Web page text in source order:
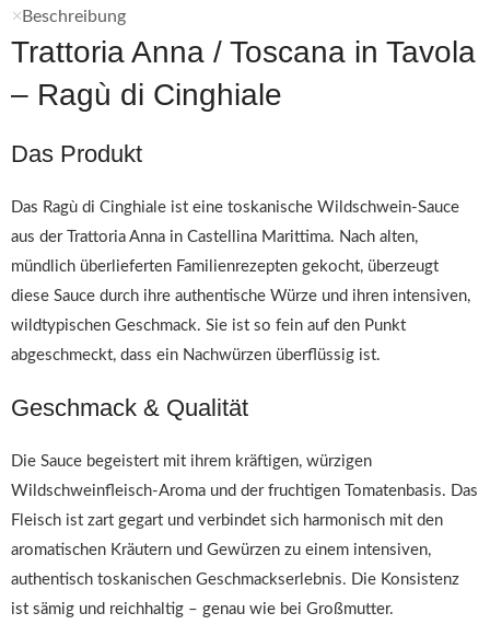
Beschreibung
Trattoria Anna / Toscana in Tavola
– Ragù di Cinghiale
Das Produkt
Das Ragù di Cinghiale ist eine toskanische Wildschwein-Sauce
aus der Trattoria Anna in Castellina Marittima. Nach alten,
mündlich überlieferten Familienrezepten gekocht, überzeugt
diese Sauce durch ihre authentische Würze und ihren intensiven,
wildtypischen Geschmack. Sie ist so fein auf den Punkt
abgeschmeckt, dass ein Nachwürzen überflüssig ist.
Geschmack & Qualität
Die Sauce begeistert mit ihrem kräftigen, würzigen
Wildschweinfleisch-Aroma und der fruchtigen Tomatenbasis. Das
Fleisch ist zart gegart und verbindet sich harmonisch mit den
aromatischen Kräutern und Gewürzen zu einem intensiven,
authentisch toskanischen Geschmackserlebnis. Die Konsistenz
ist sämig und reichhaltig – genau wie bei Großmutter.